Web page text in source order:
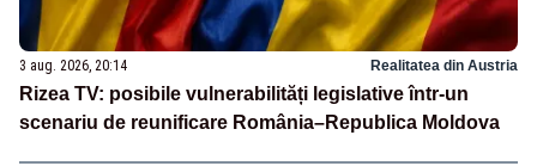
3 aug. 2026, 20:14 Realitatea din Austria
Rizea TV: posibile vulnerabilități legislative într-un
scenariu de reunificare România–Republica Moldova